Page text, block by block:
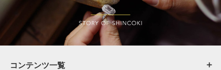
コンテンツ一覧